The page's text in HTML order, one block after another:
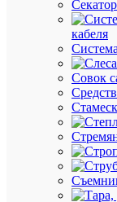
кабеля
Совок